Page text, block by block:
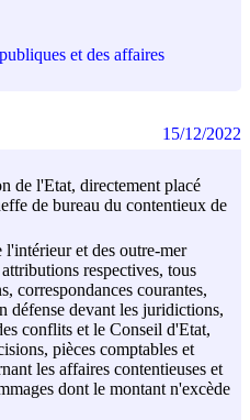
et des affaires
de l'Etat, directement placé
de bureau du contentieux de
et des outre-mer
respectives, tous
correspondances courantes,
défense devant les juridictions,
conflits et le Conseil d'Etat,
pièces comptables et
les affaires contentieuses et
dont le montant n'excède
15/12/2022